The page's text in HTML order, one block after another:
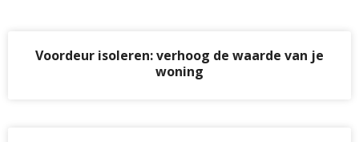
Voordeur isoleren: verhoog de waarde van je
woning